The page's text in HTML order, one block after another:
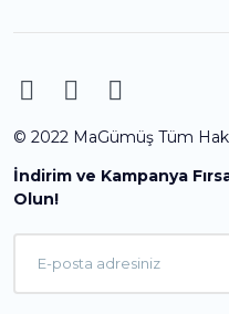
© 2022 MaGümüş Tüm
İndirim ve Kampanya
Olun!